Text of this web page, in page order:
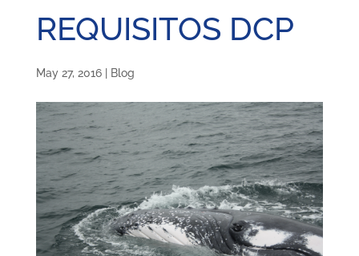
REQUISITOS DCP
May 27, 2016| Blog